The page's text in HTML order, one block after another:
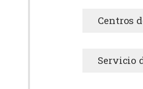
Centros
Servicio